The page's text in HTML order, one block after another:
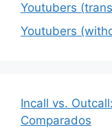
Youtubers
Youtubers
Incall vs.
Comparados